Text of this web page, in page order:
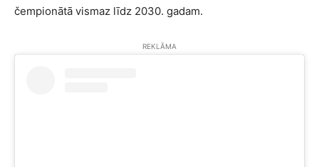
čempionātā vismaz līdz 2030. gadam.
REKLĀMA